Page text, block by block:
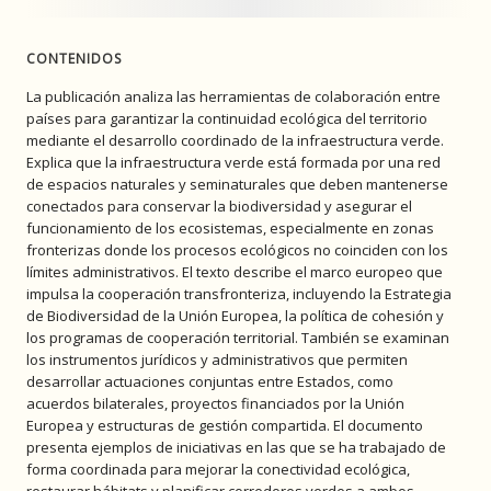
CONTENIDOS
La publicación analiza las herramientas de colaboración entre
países para garantizar la continuidad ecológica del territorio
mediante el desarrollo coordinado de la infraestructura verde.
Explica que la infraestructura verde está formada por una red
de espacios naturales y seminaturales que deben mantenerse
conectados para conservar la biodiversidad y asegurar el
funcionamiento de los ecosistemas, especialmente en zonas
fronterizas donde los procesos ecológicos no coinciden con los
límites administrativos. El texto describe el marco europeo que
impulsa la cooperación transfronteriza, incluyendo la Estrategia
de Biodiversidad de la Unión Europea, la política de cohesión y
los programas de cooperación territorial. También se examinan
los instrumentos jurídicos y administrativos que permiten
desarrollar actuaciones conjuntas entre Estados, como
acuerdos bilaterales, proyectos financiados por la Unión
Europea y estructuras de gestión compartida. El documento
presenta ejemplos de iniciativas en las que se ha trabajado de
forma coordinada para mejorar la conectividad ecológica,